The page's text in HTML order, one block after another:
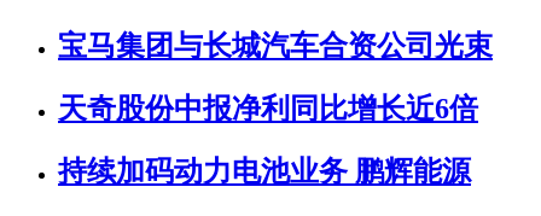
宝马集团与长城汽车合资公司光束
天奇股份中报净利同比增长近6倍
持续加码动力电池业务 鹏辉能源